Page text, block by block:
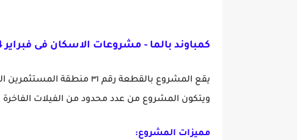
كمباوند بالما - مشروعات الاسكان فى فبراير 2024
يقع المشروع بالقطعة رقم ٣١
ويتكون المشروع من عدد محدود من الفيلات الفاخرة
مميزات المشروع: